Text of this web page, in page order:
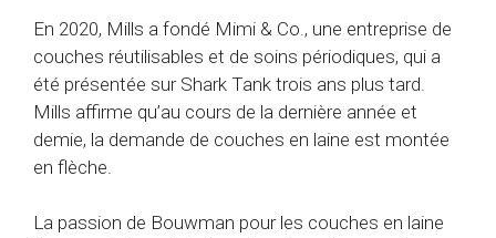
En 2020, Mills a fondé Mimi & Co., une entreprise de
couches réutilisables et de soins périodiques, qui a
été présentée sur Shark Tank trois ans plus tard.
Mills affirme qu’au cours de la dernière année et
demie, la demande de couches en laine est montée
en flèche.
La passion de Bouwman pour les couches en laine